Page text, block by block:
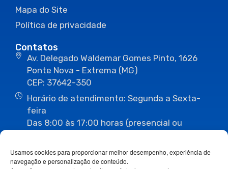
Usamos cookies para proporcionar melhor desempenho, experiência de
navegação e personalização de conteúdo.
Mapa do Site
Política de privacidade
Contatos
Av. Delegado Waldemar Gomes Pinto, 1626
Ponte Nova - Extrema (MG)
CEP: 37642-350
Horário de atendimento: Segunda a Sexta-
feira
Das 8:00 às 17:00 horas (presencial ou
(35) 3435-1112 (35) 3435-3063
ouvidoria@camaraextrema.mg.gov.br